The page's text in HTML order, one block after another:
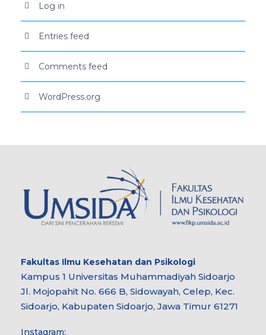
Log in
Entries feed
Comments feed
WordPress.org
Fakultas Ilmu Kesehatan dan Psikologi
Kampus 1 Universitas Muhammadiyah Sidoarjo
Jl. Mojopahit No. 666 B, Sidowayah, Celep, Kec.
Sidoarjo, Kabupaten Sidoarjo, Jawa Timur 61271
Instagram: